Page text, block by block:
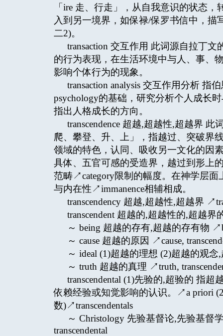
「ire 走、行走」，从自我意识的状态
入到另一境界，如保禄/保罗书信中，
二2)。
transaction 交互作用 此词源自拉丁
的行为表现，在生活环境中与人、事、
影响个体行为的现象。
transaction analysis 交互作用分析 指
psychology的基础，研究分析个人成长
指出人格成长的方向。
transcendence 超越,超越性,超越界 此
爬、攀登、升、上」，指越过、突破界
领域的特色，认同、吸收另一文化的因
具体、五官可感的受造界，越过到形上
范畴↗category限制的幅度。在神学层
与内在性↗immanence相辅相成。
transcendency 超越,超越性,超越界
transcendent 超越的,超越性的,超越界
～ being 超越的存有,超越的存有物
～ cause 超越的原因 ↗cause,
～ ideal (1)超越的理想 (2)超越的观念
～ truth 超越的真理 ↗truth,
transcendental (1)先验的,超验的 指
依赖经验或知觉影响的认识。↗a priori
数)↗transcendentals
～ Christology 先验基督论,先验基督
transcendental